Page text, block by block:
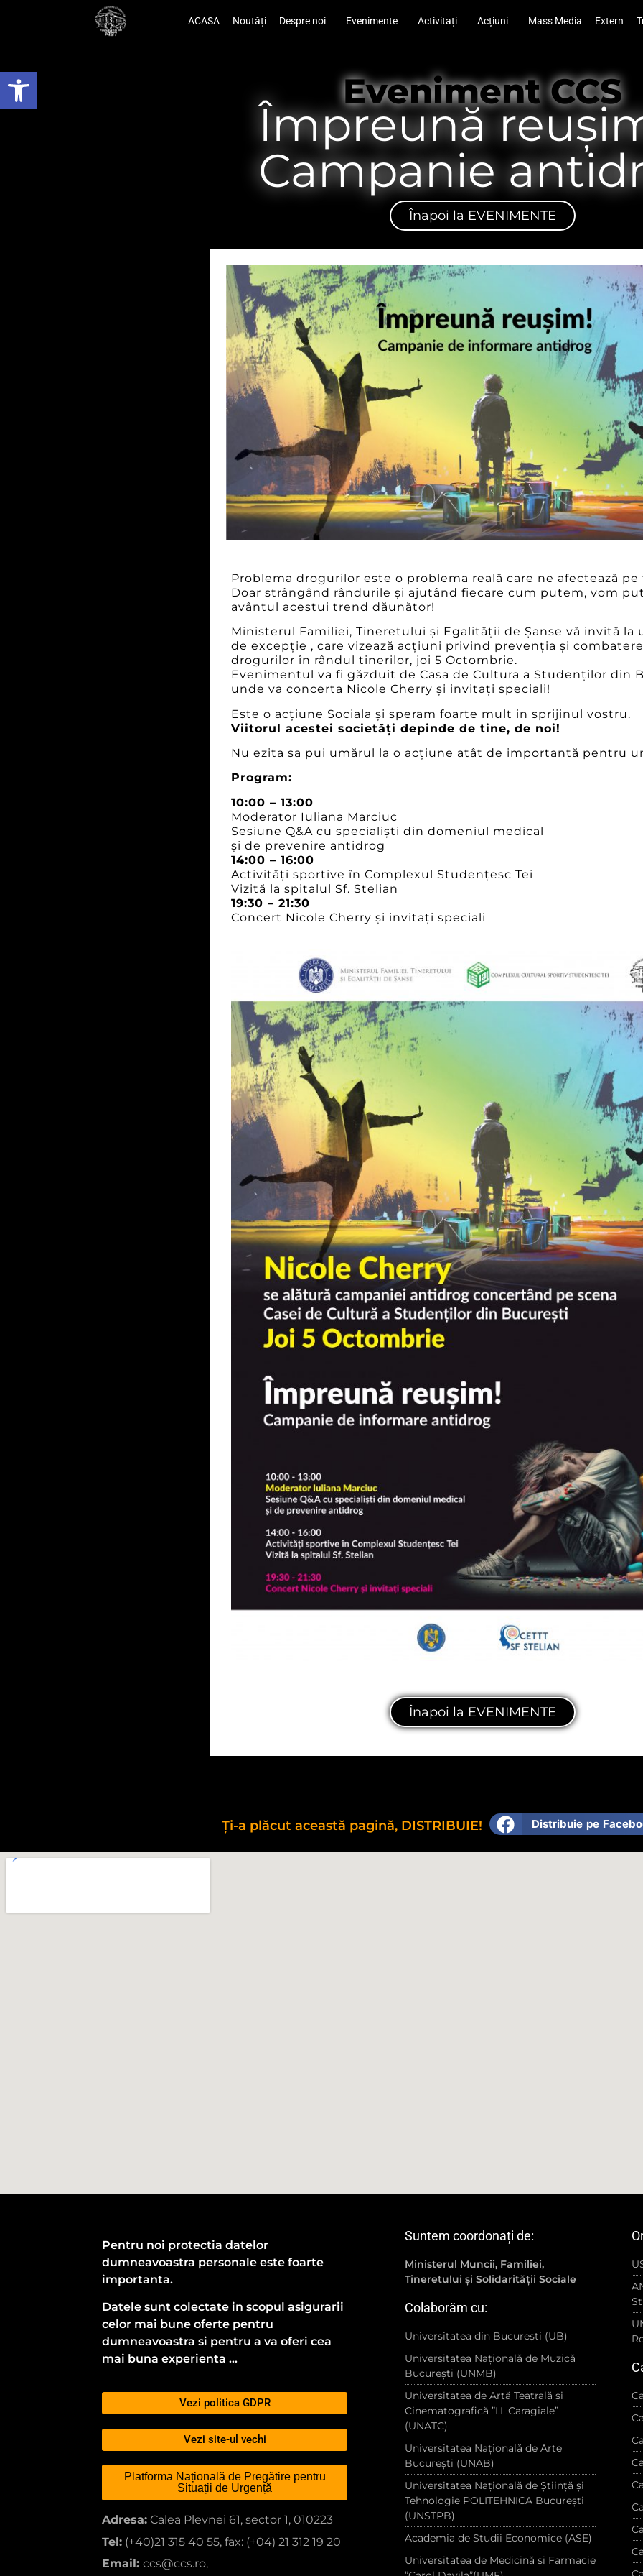
Deschide bara de unelte
ACASA Noutăți Despre noi Evenimente Activitați Acțiuni Mass Media Extern
Eveniment CCS
Împreună
Campanie
Înapoi la EVENIMENTE
Problema drogurilor este o problema reală care ne afectează
Doar strângând rândurile și ajutând fiecare cum putem, vom
avântul acestui trend dăunător!
Ministerul Familiei, Tineretului și Egalității de Șanse vă invită la
de excepție , care vizează acțiuni privind prevenția și
drogurilor în rândul tinerilor, joi 5 Octombrie.
Evenimentul va fi găzduit de Casa de Cultura a Studenților din
unde va concerta Nicole Cherry și invitați speciali!
Este o acțiune Sociala și speram foarte mult in sprijinul vostru.
Viitorul acestei societăți depinde de tine, de noi!
Nu ezita sa pui umărul la o acțiune atât de importantă pentru
Program:
10:00 – 13:00
Moderator Iuliana Marciuc
Sesiune Q&A cu specialiști din domeniul medical
și de prevenire antidrog
14:00 – 16:00
Activități sportive în Complexul Studențesc Tei
Vizită la spitalul Sf. Stelian
19:30 – 21:30
Concert Nicole Cherry și invitați speciali
Înapoi la EVENIMENTE
Ți-a plăcut această pagină, DISTRIBUIE! Distribuie pe
Pentru noi protectia datelor
dumneavoastra personale este foarte
importanta.
Datele sunt colectate in scopul asigurarii
celor mai bune oferte pentru
dumneavoastra si pentru a va oferi cea
mai buna experienta …
Vezi politica GDPR
Vezi site-ul vechi
Platforma Națională de Pregătire pentru
Situații de Urgență
Adresa: Calea Plevnei 61, sector 1, 010223
Tel: (+40)21 315 40 55, fax: (+04) 21 312 19 20
Email: ccs@ccs.ro,
Suntem coordonați de:
Ministerul Muncii, Familiei,
Tineretului și Solidarității Sociale
Colaborăm cu:
Universitatea din București (UB)
Universitatea Națională de Muzică
București (UNMB)
Universitatea de Artă Teatrală și
Cinematografică ”I.L.Caragiale”
(UNATC)
Universitatea Națională de Arte
București (UNAB)
Universitatea Națională de Știință și
Tehnologie POLITEHNICA București
(UNSTPB)
Academia de Studii Economice (ASE)
Universitatea de Medicină și Farmacie